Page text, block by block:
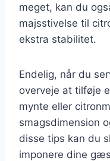
meget, kan du
majsstivelse til
ekstra stabilitet.
Endelig, når du
overveje at tilføje
mynte eller
smagsdimension
disse tips kan du
imponere dine